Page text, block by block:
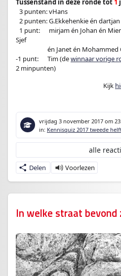
3 punten: vHans
2 punten: G.Ekkehenkie én
1 punt:
mirjam én Johan én
Sjef
én Janet én Mohammed
-1 punt:
Tim (dewinnaar vorige
2 minpunten)
Kijk
vrijdag 3 november 2017 om
in: Kennisquiz 2017 tweede
Delen
alle
In welke straat